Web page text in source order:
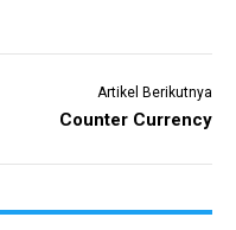
Artikel Berikutnya
Counter Currency